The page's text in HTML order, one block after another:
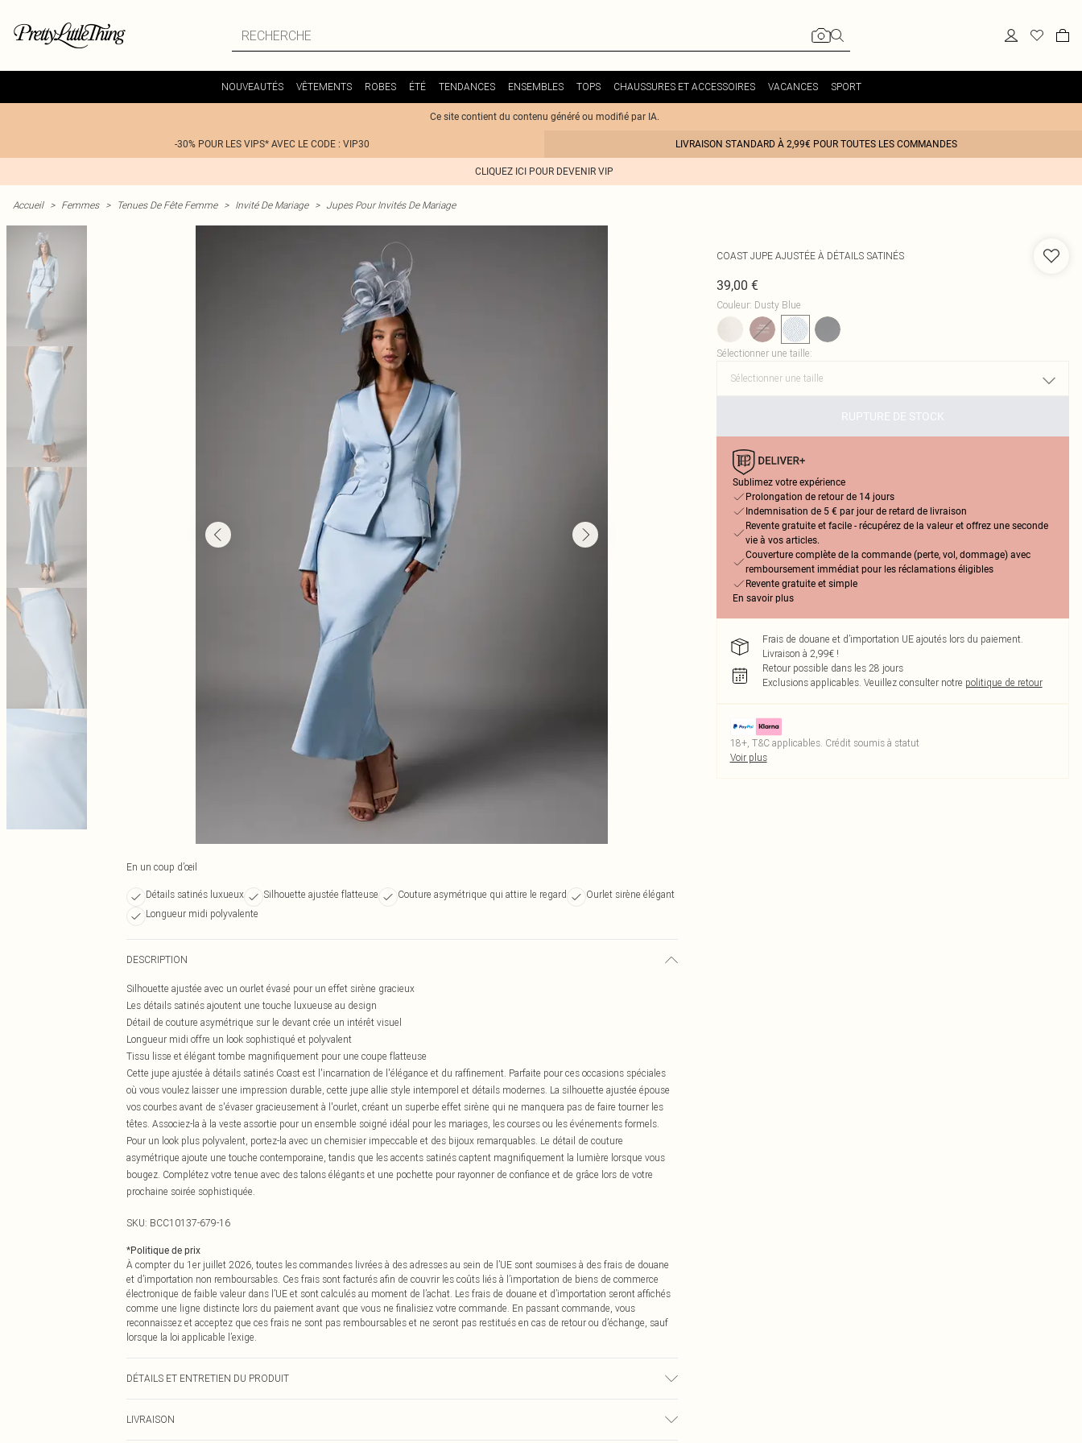
NOUVEAUTÉS VÊTEMENTS ROBES ÉTÉ TENDANCES ENSEMBLES TOPS CHAUSSURES ET ACCESSOIRES VACANCES SPORT
Ce site contient du contenu généré ou modifié par IA.
-30% POUR LES VIPS* AVEC LE CODE : VIP30 LIVRAISON STANDARD À 2,99€ POUR TOUTES LES COMMANDES
CLIQUEZ ICI POUR DEVENIR VIP
Accueil > Femmes > Tenues De Fête Femme > Invité De Mariage > Jupes Pour Invités De Mariage
En un coup d’œil
Détails satinés luxueux Silhouette ajustée flatteuse Couture asymétrique qui attire le regard
Ourlet sirène élégant
Longueur midi polyvalente
DESCRIPTION
Silhouette ajustée avec un ourlet évasé pour un effet sirène gracieux
Les détails satinés ajoutent une touche luxueuse au design
Détail de couture asymétrique sur le devant crée un intérêt visuel
Longueur midi offre un look sophistiqué et polyvalent
Tissu lisse et élégant tombe magnifiquement pour une coupe flatteuse
Cette jupe ajustée à détails satinés Coast est l'incarnation de l'élégance et du raffinement. Parfaite pour ces occasions spéciales
où vous voulez laisser une impression durable, cette jupe allie style intemporel et détails modernes. La silhouette ajustée épouse
vos courbes avant de s'évaser gracieusement à l'ourlet, créant un superbe effet sirène qui ne manquera pas de faire tourner les
têtes. Associez-la à la veste assortie pour un ensemble soigné idéal pour les mariages, les courses ou les événements formels.
Pour un look plus polyvalent, portez-la avec un chemisier impeccable et des bijoux remarquables. Le détail de couture
asymétrique ajoute une touche contemporaine, tandis que les accents satinés captent magnifiquement la lumière lorsque vous
bougez. Complétez votre tenue avec des talons élégants et une pochette pour rayonner de confiance et de grâce lors de votre
prochaine soirée sophistiquée.
SKU: BCC10137-679-16
*Politique de prix
À compter du 1er juillet 2026, toutes les commandes livrées à des adresses au sein de l’UE sont soumises à des frais de douane
et d’importation non remboursables. Ces frais sont facturés afin de couvrir les coûts liés à l’importation de biens de commerce
électronique de faible valeur dans l’UE et sont calculés au moment de l’achat. Les frais de douane et d’importation seront affichés
comme une ligne distincte lors du paiement avant que vous ne finalisiez votre commande. En passant commande, vous
reconnaissez et acceptez que ces frais ne sont pas remboursables et ne seront pas restitués en cas de retour ou d’échange, sauf
lorsque la loi applicable l’exige.
DÉTAILS ET ENTRETIEN DU PRODUIT
une taille 10 environ. Taille du mannequin : 1m70 à 1m75.
LIVRAISON
COAST JUPE AJUSTÉE À DÉTAILS SATINÉS
39,00 €
Couleur: Dusty Blue
Sélectionner une taille:
RUPTURE DE STOCK
Sublimez votre expérience
Prolongation de retour de 14 jours
Indemnisation de 5 € par jour de retard de livraison
Revente gratuite et facile - récupérez de la valeur et offrez une seconde
vie à vos articles.
Couverture complète de la commande (perte, vol, dommage) avec
remboursement immédiat pour les réclamations éligibles
Revente gratuite et simple
En savoir plus
Frais de douane et d’importation UE ajoutés lors du paiement.
Livraison à 2,99€ !
Retour possible dans les 28 jours
Exclusions applicables. Veuillez consulter notre politique de retour
18+, T&C applicables. Crédit soumis à statut
Voir plus